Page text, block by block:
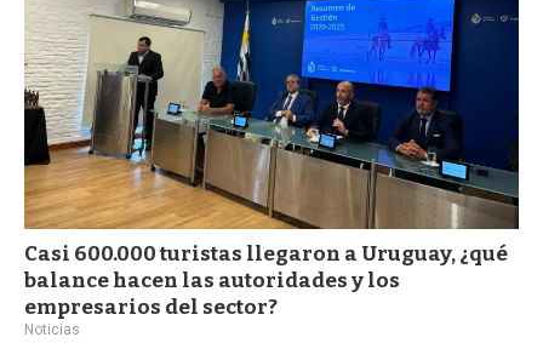
Casi 600.000 turistas llegaron a Uruguay, ¿qué
balance hacen las autoridades y los
empresarios del sector?
Noticias